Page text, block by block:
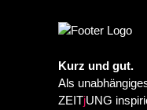
Kurz und gut.
Als
ZEITjUNG